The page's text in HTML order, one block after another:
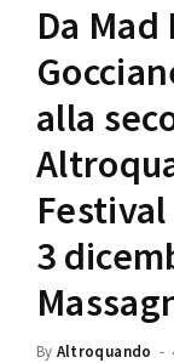
Da
alla
3
By Altroquando